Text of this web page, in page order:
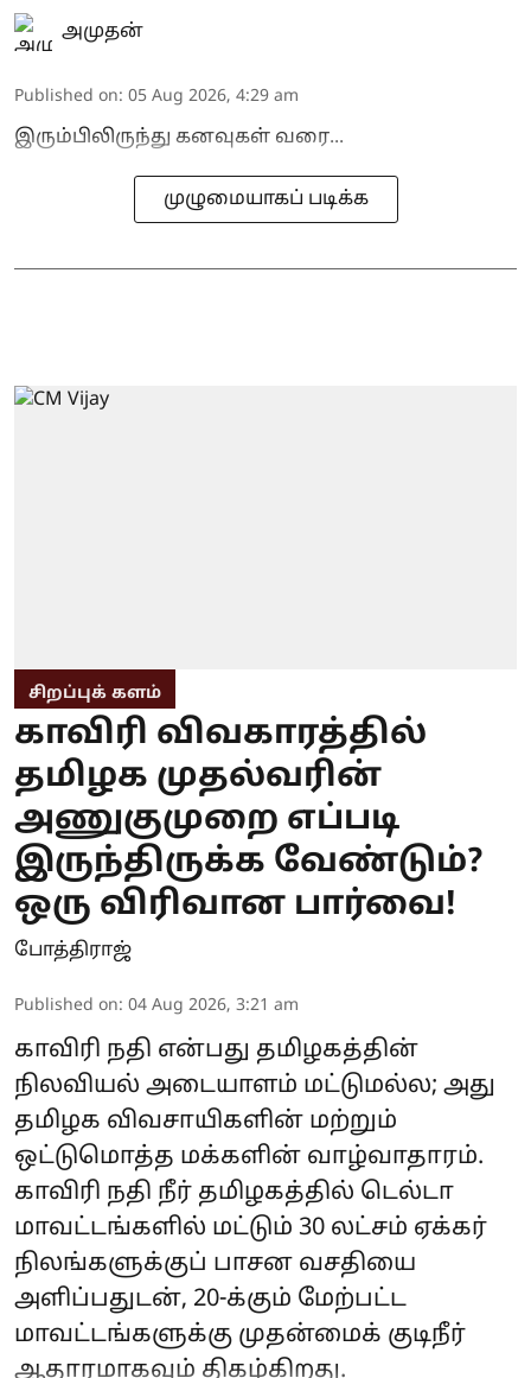
அமுதன்
Published on: 05 Aug 2026, 4:29 am
இரும்பிலிருந்து கனவுகள் வரை...
முழுமையாகப் படிக்க
சிறப்புக் களம்
காவிரி விவகாரத்தில்
தமிழக முதல்வரின்
அணுகுமுறை எப்படி
இருந்திருக்க வேண்டும்?
ஒரு விரிவான பார்வை!
போத்திராஜ்
Published on: 04 Aug 2026, 3:21 am
காவிரி நதி என்பது தமிழகத்தின்
நிலவியல் அடையாளம் மட்டுமல்ல; அது
தமிழக விவசாயிகளின் மற்றும்
ஒட்டுமொத்த மக்களின் வாழ்வாதாரம்.
காவிரி நதி நீர் தமிழகத்தில் டெல்டா
மாவட்டங்களில் மட்டும் 30 லட்சம் ஏக்கர்
நிலங்களுக்குப் பாசன வசதியை
அளிப்பதுடன், 20-க்கும் மேற்பட்ட
மாவட்டங்களுக்கு முதன்மைக் குடிநீர்
ஆதாரமாகவும் திகழ்கிறது.